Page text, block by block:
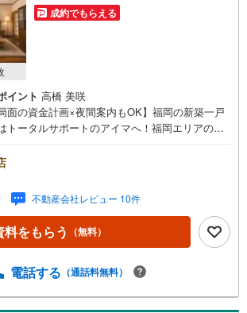
成約でもらえる
イント 高橋 美咲
面の資金計画×夜間案内もOK】福岡の新築一戸
トータルサポートのアイマへ！福岡エリアの最
物件選び」まで全力でバックアップいたしま
会社アイマが選ばれる2大サポート/【プロ目線
提案力】大手ネット銀行をはじめ多数の金融機
お借入期間「最長50年」のプランや今注目の低
など、購入後の生活にゆとりを持たせるための
計画をご提案します。【フットワーク軽い安心
大変」という方も大歓迎。平日・夜間の現地案
。まずは『見るだけ』『ローン相談だけ』でも
不動産会社レビュー 10件
料をもらう （無料）
電話する （通話料無料）